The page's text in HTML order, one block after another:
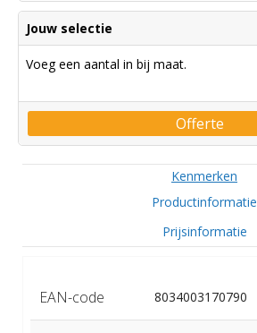
Jouw selectie
Voeg een aantal in bij maat.
Offerte
Kenmerken
Productinformatie
Prijsinformatie
EAN-code 8034003170790